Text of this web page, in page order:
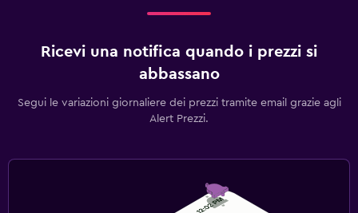
Ricevi una notifica quando i prezzi si
abbassano
Segui le variazioni giornaliere dei prezzi tramite email grazie agli
Alert Prezzi.